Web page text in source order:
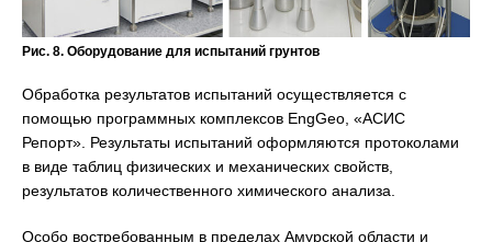
Рис. 8. Оборудование для испытаний грунтов
Обработка результатов испытаний осуществляется с
помощью программных комплексов EngGeo, «АСИС
Репорт». Результаты испытаний оформляются протоколами
в виде таблиц физических и механических свойств,
результатов количественного химического анализа.
Особо востребованным в пределах Амурской области и